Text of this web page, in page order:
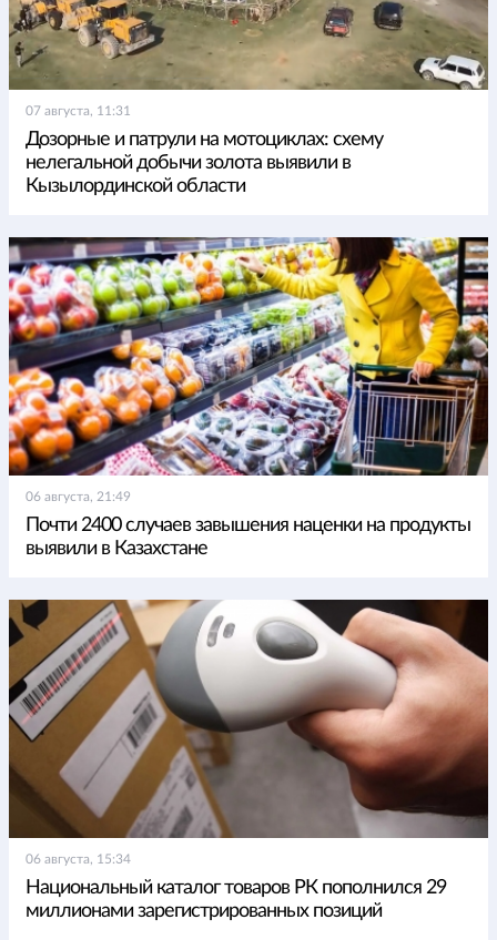
07 августа, 11:31
Дозорные и патрули на мотоциклах: схему
нелегальной добычи золота выявили в
Кызылординской области
06 августа, 21:49
Почти 2400 случаев завышения наценки на продукты
выявили в Казахстане
06 августа, 15:34
Национальный каталог товаров РК пополнился 29
миллионами зарегистрированных позиций